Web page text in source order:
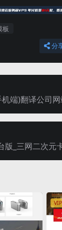
板
分
端)翻译公司
版_三网二次元
学习手工
VIP